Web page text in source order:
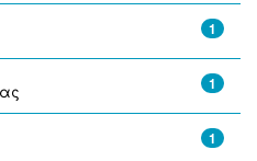
1
1
1